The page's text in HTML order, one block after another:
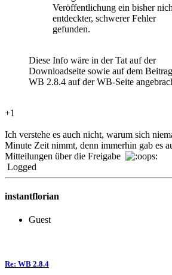
Veröffentlichung ein bisher
entdeckter, schwerer Fehler
gefunden.
Diese Info wäre in der Tat auf der
Downloadseite sowie auf dem
WB 2.8.4 auf der WB-Seite
+1
Ich verstehe es auch nicht, warum sich
Minute Zeit nimmt, denn immerhin gab es
Mitteilungen über die Freigabe
Logged
instantflorian
Guest
Re: WB 2.8.4